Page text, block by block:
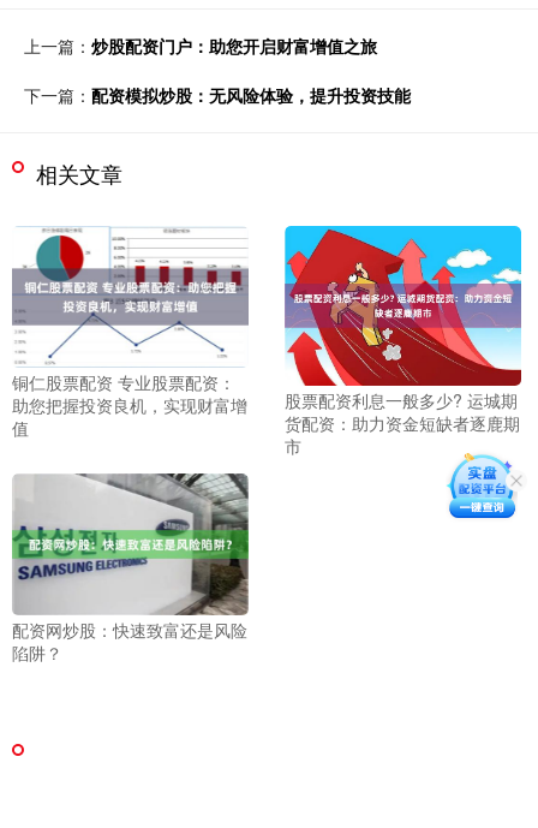
上一篇： 炒股配资门户：助您开启财富增值之旅
下一篇： 配资模拟炒股：无风险体验，提升投资技能
相关文章
铜仁股票配资 专业股票配资：
助您把握投资良机，实现财富增
值
股票配资利息一般多少? 运城期
货配资：助力资金短缺者逐鹿期
市
配资网炒股：快速致富还是风险
陷阱？